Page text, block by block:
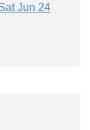
Jun 24